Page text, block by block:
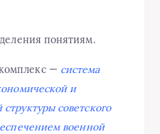
понятиям.
— система
и
советского
военной